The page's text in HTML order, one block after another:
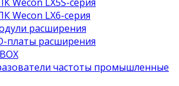
Wecon LX6-серия
расширения
платы расширения
частоты промышленные